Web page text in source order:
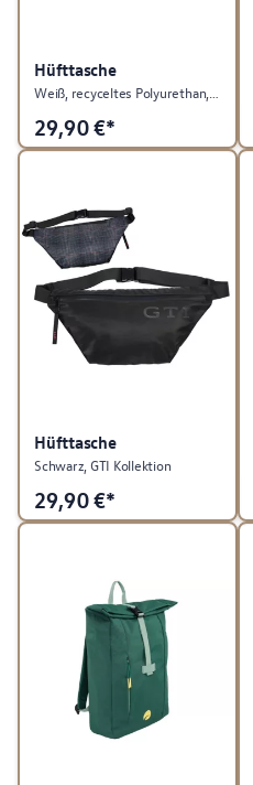
Hüfttasche
Weiß, recyceltes Polyurethan, ID. Kollektion
29,90€*
Hüfttasche
Schwarz, GTI Kollektion
29,90€*